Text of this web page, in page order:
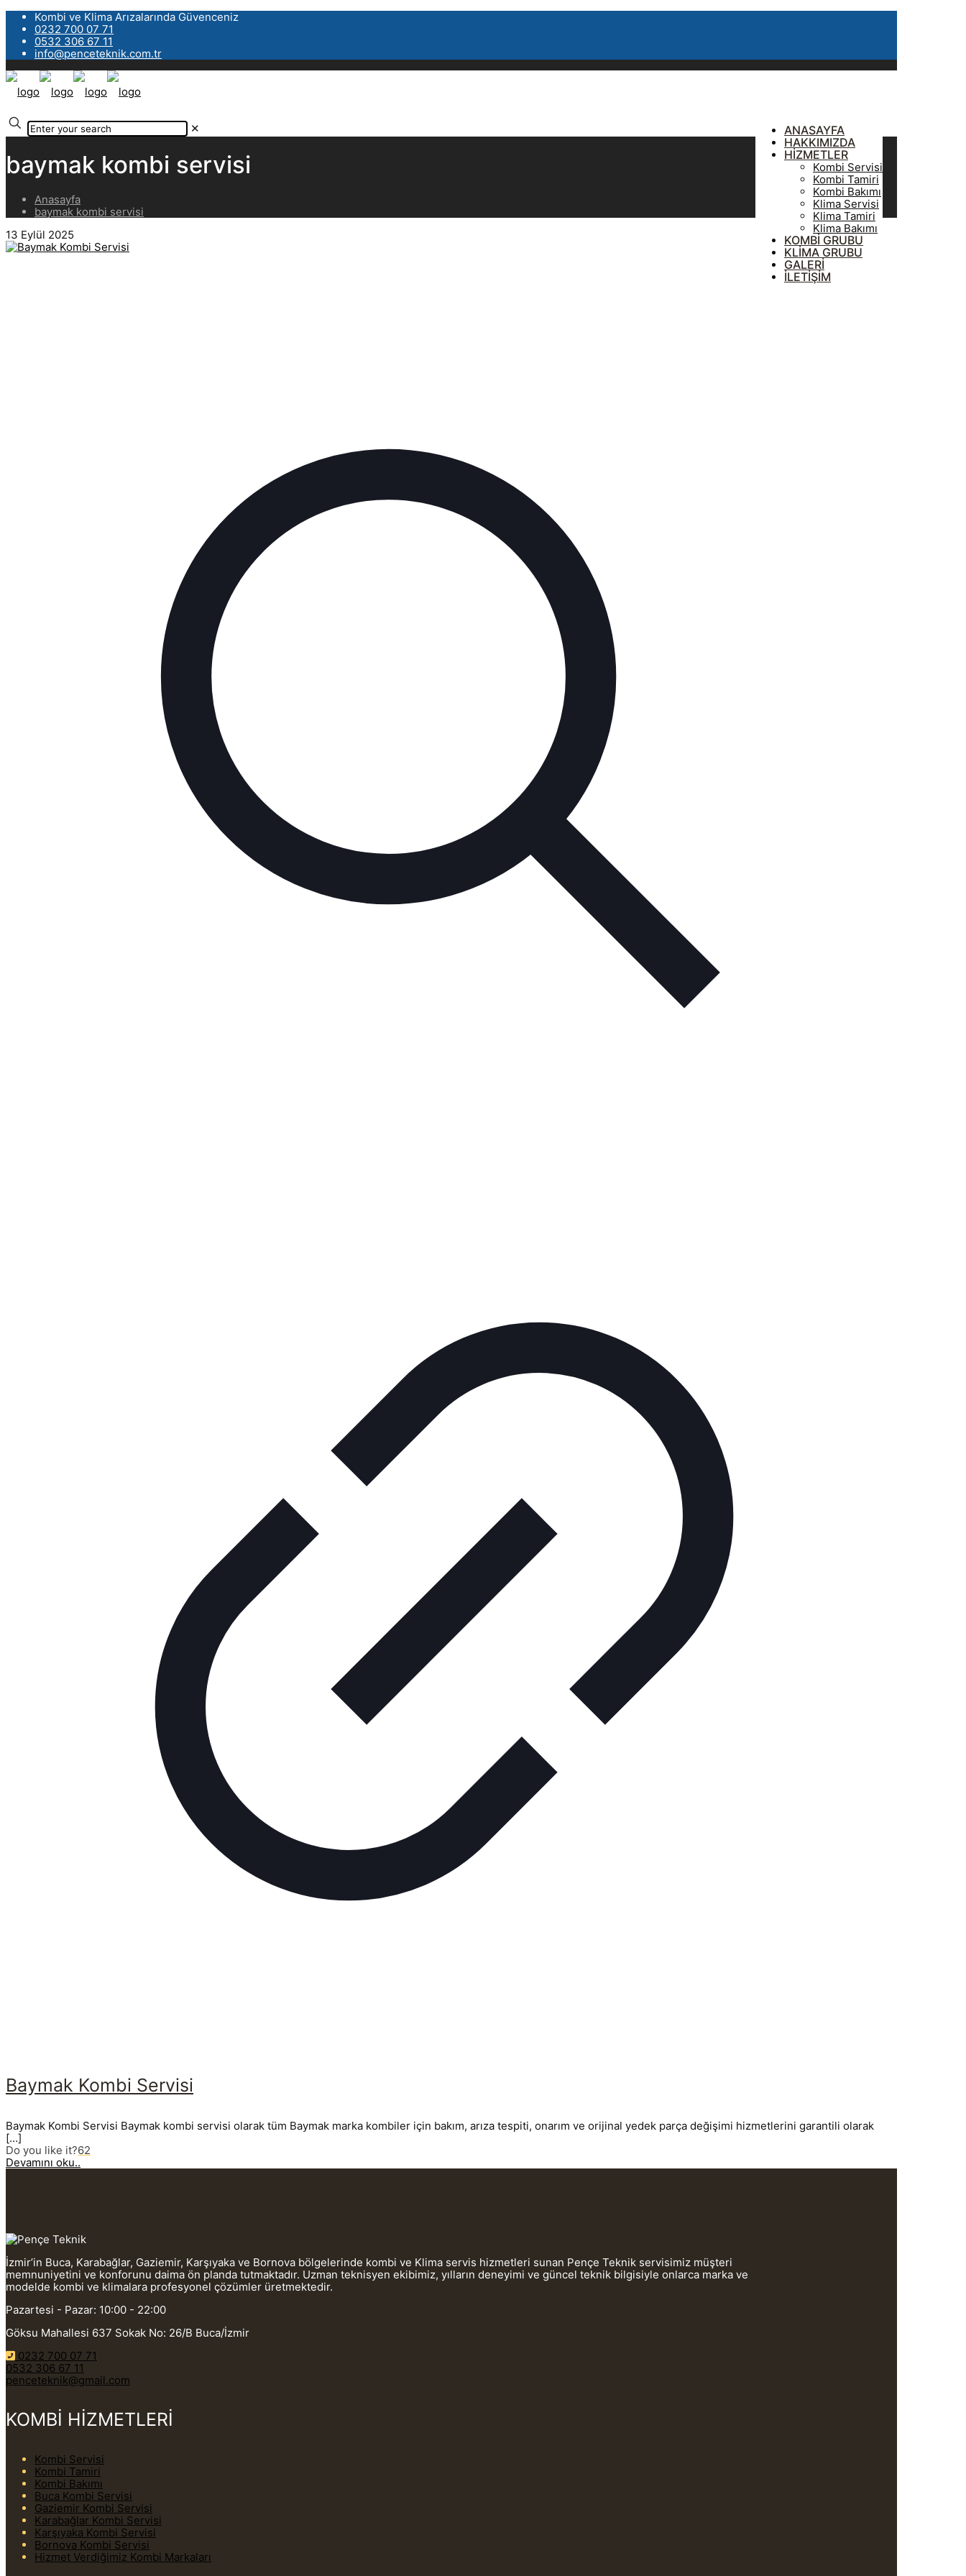
Kombi ve Klima Arızalarında Güvenceniz
0232 700 07 71
0532 306 67 11
info@penceteknik.com.tr
ANASAYFA
HAKKIMIZDA
HİZMETLER
Kombi Servisi
Kombi Tamiri
Kombi Bakımı
Klima Servisi
Klima Tamiri
Klima Bakımı
KOMBİ GRUBU
KLİMA GRUBU
GALERİ
İLETİŞİM
✕
baymak kombi servisi
Anasayfa
baymak kombi servisi
13 Eylül 2025
Baymak Kombi Servisi
Baymak Kombi Servisi Baymak kombi servisi olarak tüm Baymak marka kombiler için bakım, arıza tespiti, onarım ve orijinal yedek parça değişimi hizmetlerini garantili olarak
[…]
Do you like it?62
Devamını oku..
İzmir’in Buca, Karabağlar, Gaziemir, Karşıyaka ve Bornova bölgelerinde kombi ve Klima servis hizmetleri sunan Pençe Teknik servisimiz müşteri
memnuniyetini ve konforunu daima ön planda tutmaktadır. Uzman teknisyen ekibimiz, yılların deneyimi ve güncel teknik bilgisiyle onlarca marka ve
modelde kombi ve klimalara profesyonel çözümler üretmektedir.
Pazartesi - Pazar: 10:00 - 22:00
Göksu Mahallesi 637 Sokak No: 26/B Buca/İzmir
0232 700 07 71
0532 306 67 11
penceteknik@gmail.com
KOMBİ HİZMETLERİ
Kombi Servisi
Kombi Tamiri
Kombi Bakımı
Buca Kombi Servisi
Gaziemir Kombi Servisi
Karabağlar Kombi Servisi
Karşıyaka Kombi Servisi
Bornova Kombi Servisi
Hizmet Verdiğimiz Kombi Markaları